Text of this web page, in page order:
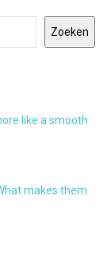
Zoeken
like a smooth
makes them